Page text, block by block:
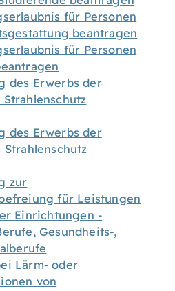
für Personen
beantragen
für Personen
des Erwerbs der
des Erwerbs der
Strahlenschutz
zur
für Leistungen
Einrichtungen -
Gesundheits-,
Lärm- oder
von